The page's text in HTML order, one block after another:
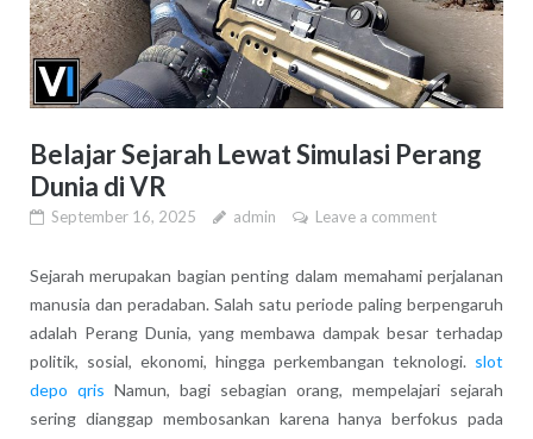
Belajar Sejarah Lewat Simulasi Perang
Dunia di VR
September 16, 2025 admin Leave a comment
Sejarah merupakan bagian penting dalam memahami perjalanan
manusia dan peradaban. Salah satu periode paling berpengaruh
adalah Perang Dunia, yang membawa dampak besar terhadap
politik, sosial, ekonomi, hingga perkembangan teknologi. slot
depo qris Namun, bagi sebagian orang, mempelajari sejarah
sering dianggap membosankan karena hanya berfokus pada